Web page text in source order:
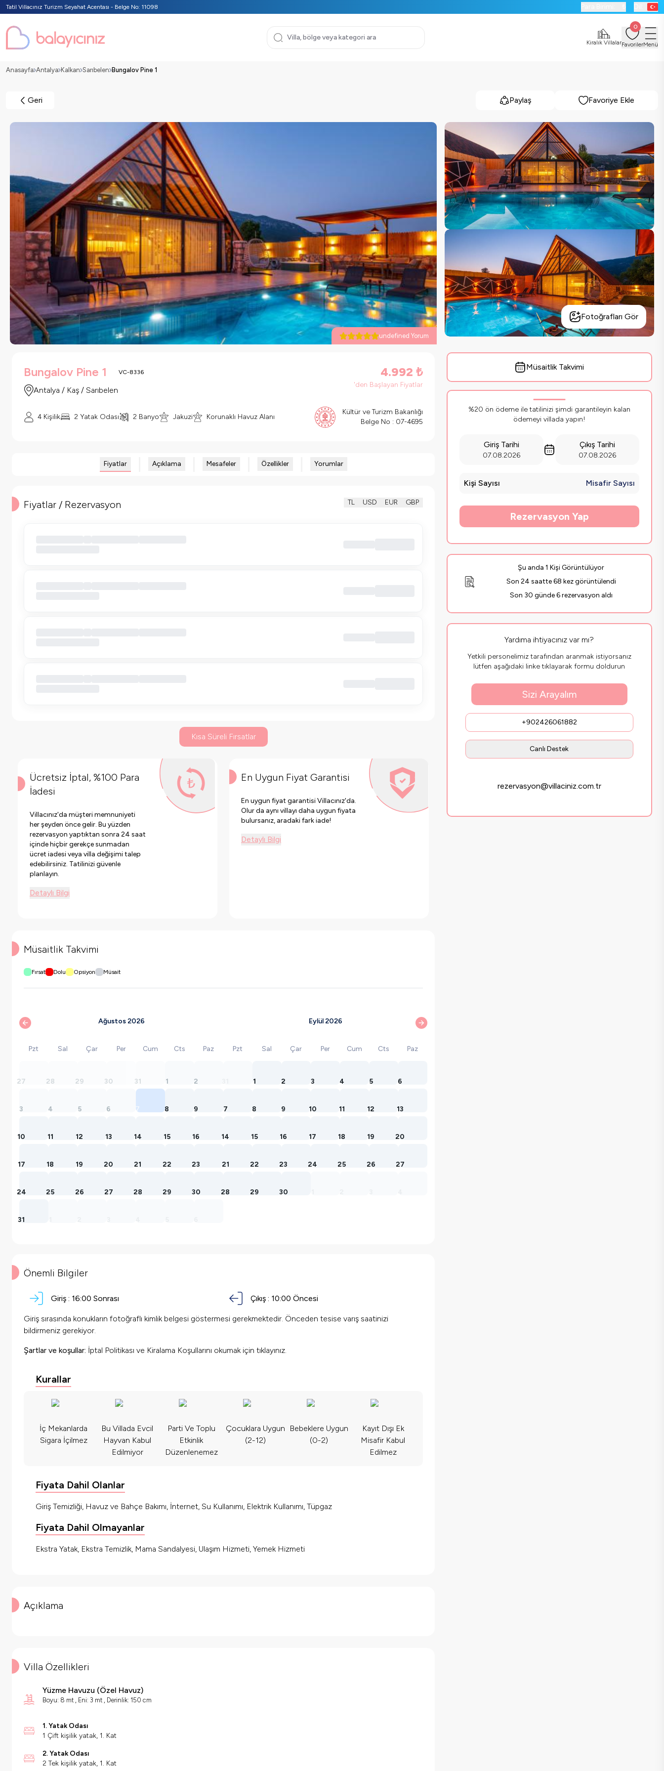
Tatil Villacınız Turizm Seyahat Acentası - Belge No: 11098
Kiralık Villalar
0
FavorilerMenü
Anasayfa Antalya Kalkan Sarıbelen Bungalov Pine 1
Geri Paylaş Favoriye Ekle
undefined Yorum
Fotoğrafları Gör
Bungalov Pine 1 VC-8336
Antalya / Kaş / Sarıbelen
4.992 ₺
'den Başlayan Fiyatlar
4 Kişilik 2 Yatak Odası 2 Banyo Jakuzi Korunaklı Havuz Alanı
Kültür ve Turizm Bakanlığı
Belge No : 07-4695
Fiyatlar Açıklama Mesafeler Özellikler Yorumlar
Fiyatlar / Rezervasyon TL USD EUR GBP
Kısa Süreli Fırsatlar
Ücretsiz İptal, %100 Para
İadesi
Villacınız'da müşteri memnuniyeti
her şeyden önce gelir. Bu yüzden
rezervasyon yaptıktan sonra 24 saat
içinde hiçbir gerekçe sunmadan
ücret iadesi veya villa değişimi talep
edebilirsiniz. Tatilinizi güvenle
planlayın.
Detaylı Bilgi
En Uygun Fiyat Garantisi
En uygun fiyat garantisi Villacınız'da.
Olur da aynı villayı daha uygun fiyata
bulursanız, aradaki fark iade!
Detaylı Bilgi
Müsaitlik Takvimi
Fırsat Dolu Opsiyon Müsait
Ağustos 2026
Pzt Sal Çar Per Cum Cts Paz
27 28 29 30 31 1 2
3 4 5 6 7 8 9
10 11 12 13 14 15 16
17 18 19 20 21 22 23
24 25 26 27 28 29 30
31
Eylül 2026
Pzt Sal Çar Per Cum Cts Paz
1 2 3 4 5 6
7 8 9 10 11 12 13
14 15 16 17 18 19 20
21 22 23 24 25 26 27
28 29 30
Önemli Bilgiler
Giriş : 16:00 Sonrası Çıkış : 10:00 Öncesi
Giriş sırasında konukların fotoğraflı kimlik belgesi göstermesi gerekmektedir. Önceden tesise varış saatinizi
bildirmeniz gerekiyor.
Şartlar ve koşullar: İptal Politikası ve Kiralama Koşullarını okumak için tıklayınız.
Kurallar
İç Mekanlarda
Sigara İçilmez
Bu Villada Evcil
Hayvan Kabul
Edilmiyor
Parti Ve Toplu
Etkinlik
Düzenlenemez
Çocuklara Uygun
(2-12)
Bebeklere Uygun
(0-2)
Kayıt Dışı Ek
Misafir Kabul
Edilmez
Fiyata Dahil Olanlar
Giriş Temizliği, Havuz ve Bahçe Bakımı, İnternet, Su Kullanımı, Elektrik Kullanımı, Tüpgaz
Fiyata Dahil Olmayanlar
Ekstra Yatak, Ekstra Temizlik, Mama Sandalyesi, Ulaşım Hizmeti, Yemek Hizmeti
Açıklama
Villa Özellikleri
Yüzme Havuzu (Özel Havuz)
Boyu: 8 mt , Eni: 3 mt , Derinlik: 150 cm
1. Yatak Odası
1 Çift kişilik yatak, 1. Kat
2. Yatak Odası
2 Tek kişilik yatak, 1. Kat
Müsaitlik Takvimi
%20 ön ödeme ile tatilinizi şimdi garantileyin kalan
ödemeyi villada yapın!
Giriş Tarihi
07.08.2026
Çıkış Tarihi
07.08.2026
Kişi Sayısı Misafir Sayısı
Rezervasyon Yap
Şu anda 1 Kişi Görüntülüyor
Son 24 saatte 68 kez görüntülendi
Son 30 günde 6 rezervasyon aldı
Yardıma ihtiyacınız var mı?
Yetkili personelimiz tarafından aranmak istiyorsanız
lütfen aşağıdaki linke tıklayarak formu doldurun
Sizi Arayalım
+902426061882
Canlı Destek
rezervasyon@villaciniz.com.tr